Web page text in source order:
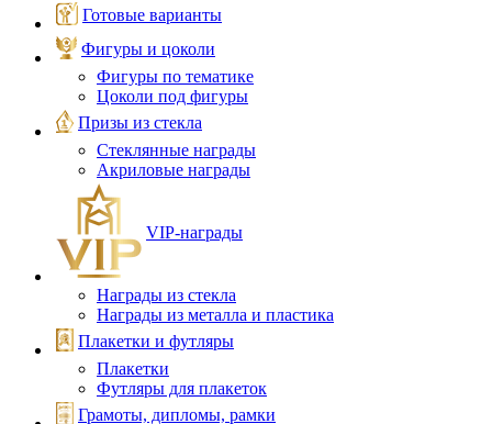
Готовые варианты
Фигуры и цоколи
Фигуры по тематике
Цоколи под фигуры
Призы из стекла
Стеклянные награды
Акриловые награды
VIP‑награды
Награды из стекла
Награды из металла и пластика
Плакетки и футляры
Плакетки
Футляры для плакеток
Грамоты, дипломы, рамки